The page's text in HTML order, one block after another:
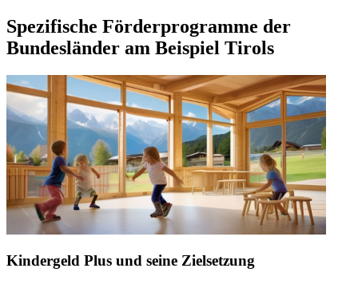
Spezifische Förderprogramme der
Bundesländer am Beispiel Tirols
Kindergeld Plus und seine Zielsetzung